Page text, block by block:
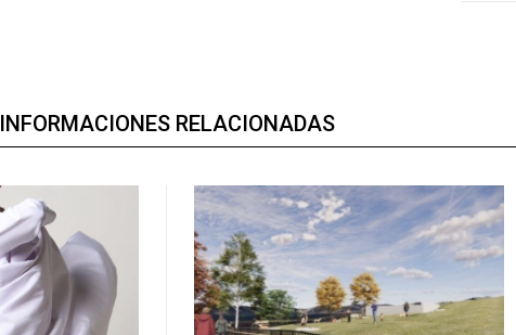
INFORMACIONES RELACIONADAS